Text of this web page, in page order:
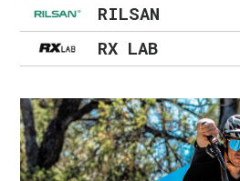
RILSAN
RX LAB